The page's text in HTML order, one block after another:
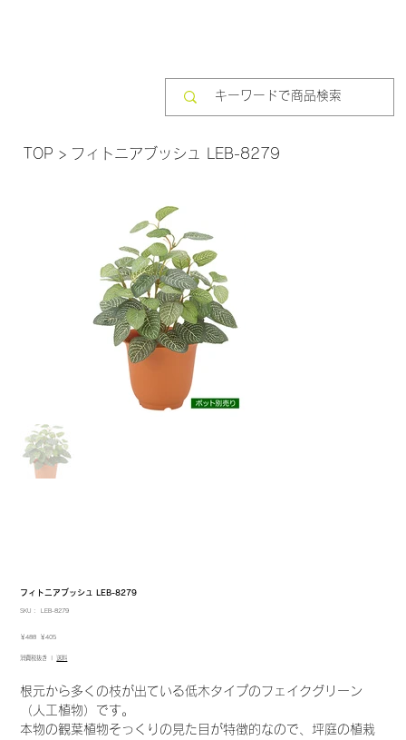
TOP > フィトニアブッシュ LEB-8279
フィトニアブッシュ LEB-8279
SKU：
SKU：
LEB-8279
元
価
￥488
セ
ル
格
￥405
消費税抜き | 送料
根元から多くの枝が出ている低木タイプのフェイクグリーン
（人工植物）です。
本物の観葉植物そっくりの見た目が特徴的なので、坪庭の植栽